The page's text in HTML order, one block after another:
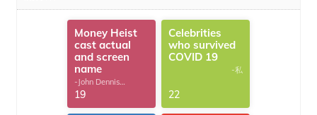
Money Heist
cast actual
and screen
name
-John Dennis
G.Thomas
19
Celebrities
who survived
COVID 19
-私
22